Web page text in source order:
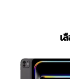
เ